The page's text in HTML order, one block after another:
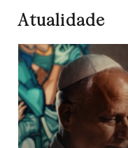
Atualidade